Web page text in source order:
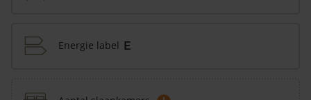
Energie label E